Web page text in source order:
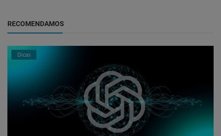
RECOMENDAMOS
Dicas